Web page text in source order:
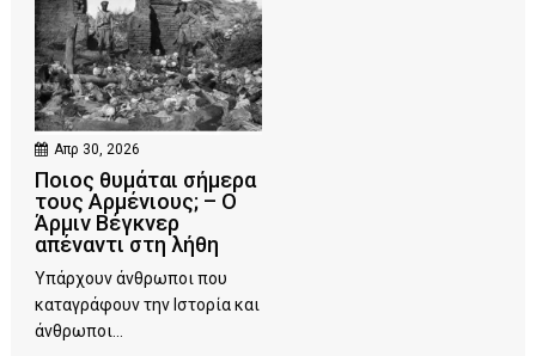
Απρ 30, 2026
Ποιος θυμάται σήμερα
τους Αρμένιους; – Ο
Άρμιν Βέγκνερ
απέναντι στη λήθη
Υπάρχουν άνθρωποι που
καταγράφουν την Ιστορία και
άνθρωποι...